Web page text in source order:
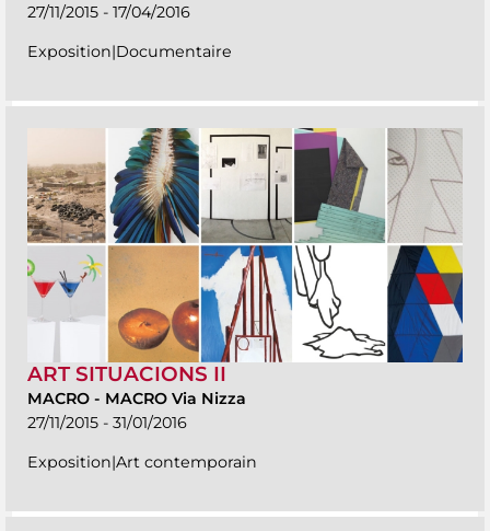
27/11/2015 - 17/04/2016
Exposition|Documentaire
ART SITUACIONS II
MACRO - MACRO Via Nizza
27/11/2015 - 31/01/2016
Exposition|Art contemporain